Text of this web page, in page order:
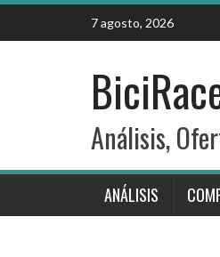
Skip
content
7 agosto, 2026
Análisis,
ANÁLISIS